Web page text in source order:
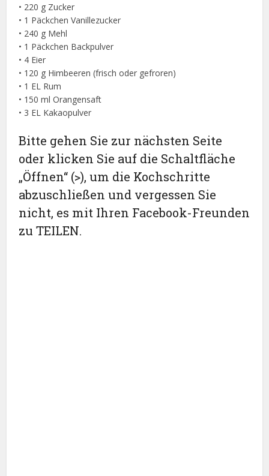
• 220 g Zucker
• 1 Päckchen Vanillezucker
• 240 g Mehl
• 1 Päckchen Backpulver
• 4 Eier
• 120 g Himbeeren (frisch oder gefroren)
• 1 EL Rum
• 150 ml Orangensaft
• 3 EL Kakaopulver
Bitte gehen Sie zur nächsten Seite
oder klicken Sie auf die Schaltfläche
„Öffnen“ (>), um die Kochschritte
abzuschließen und vergessen Sie
nicht, es mit Ihren Facebook-Freunden
zu TEILEN.